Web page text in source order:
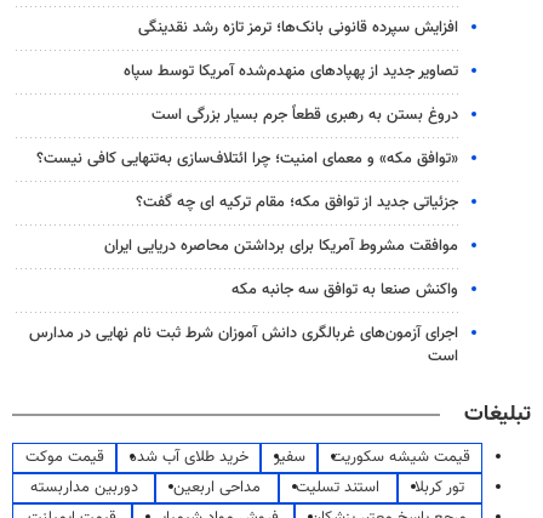
افزایش سپرده قانونی بانک‌ها؛ ترمز تازه رشد نقدینگی
تصاویر جدید از پهپادهای منهدم‌شده آمریکا توسط سپاه
دروغ بستن به رهبری قطعاً جرم بسیار بزرگی است
«توافق مکه» و معمای امنیت؛ چرا ائتلاف‌سازی به‌تنهایی کافی نیست؟
جزئیاتی جدید از توافق مکه؛ مقام ترکیه ای چه گفت؟
موافقت مشروط آمریکا برای برداشتن محاصره دریایی ایران
واکنش صنعا به توافق سه جانبه مکه
اجرای آزمون‌های غربالگری دانش آموزان شرط ثبت نام نهایی در مدارس
است
تبلیغات
قیمت شیشه سکوریت سفیر خرید طلای آب شده
قیمت موکت
تور کربلا
استند تسلیت مداحی اربعین
دوربین مداربسته